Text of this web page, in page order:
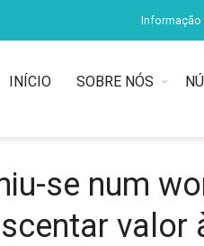
Informação
INÍCIO SOBRE NÓS
se num
valor